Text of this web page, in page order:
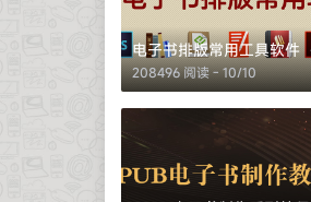
电子书排版常用工具软件
208496 阅读 - 10/10